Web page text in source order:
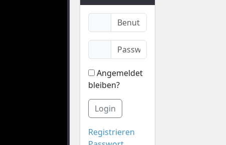
Angemeldet
bleiben?
Login
Registrieren